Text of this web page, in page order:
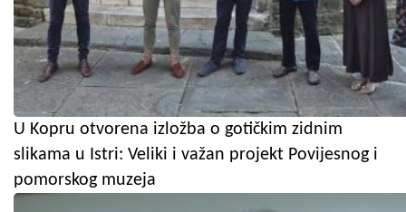
U Kopru otvorena izložba o gotičkim zidnim
slikama u Istri: Veliki i važan projekt Povijesnog i
pomorskog muzeja